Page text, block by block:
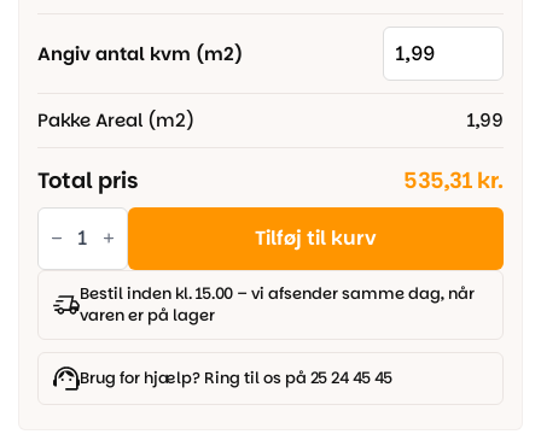
Angiv antal kvm (m2)
Pakke Areal (m2) 1,99
Total pris 535,31 kr.
Black
and
White
Q002
Laminat
mosaik
Tilføj til kurv
Bestil inden kl. 15.00 – vi afsender samme dag, når
varen er på lager
Brug for hjælp? Ring til os på 25 24 45 45